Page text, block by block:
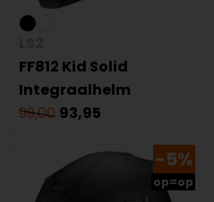
FF812 Kid Solid
Integraalhelm
99,00 93,95
-5%
op=op